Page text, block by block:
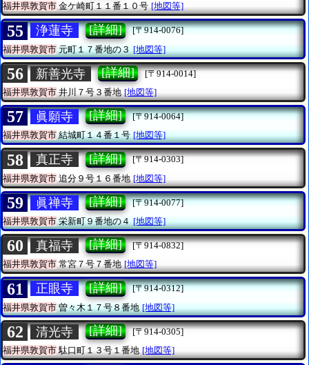
福井県敦賀市金ケ崎町１１番１０号 [地図等]
55 浄蓮寺 [詳細]
[〒914-0076]
福井県敦賀市元町１７番地の３ [地図等]
56 新善光寺 [詳細]
[〒914-0014]
福井県敦賀市井川７号３番地 [地図等]
57 眞願寺 [詳細]
[〒914-0064]
福井県敦賀市結城町１４番１号 [地図等]
58 真正寺 [詳細]
[〒914-0303]
福井県敦賀市 追分９号１６番地 [地図等]
59 眞禅寺 [詳細]
[〒914-0077]
福井県敦賀市栄新町９番地の４ [地図等]
60 真福寺 [詳細]
[〒914-0832]
福井県敦賀市常宮７号７番地 [地図等]
61 正眼寺 [詳細]
[〒914-0312]
福井県敦賀市曽々木１７号８番地 [地図等]
62 清光寺 [詳細]
[〒914-0305]
福井県敦賀市駄口町１３号１番地 [地図等]